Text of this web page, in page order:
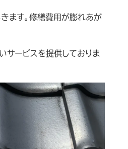
ます。修繕費用が膨れあが
サービスを提供しておりま